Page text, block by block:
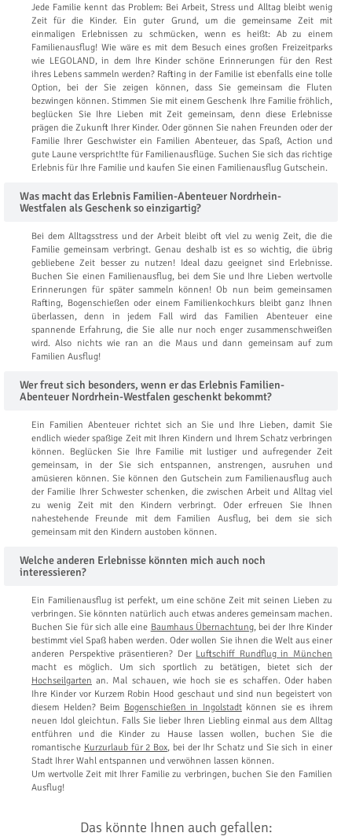
Jede Familie kennt das Problem: Bei Arbeit, Stress und Alltag bleibt wenig
Zeit für die Kinder. Ein guter Grund, um die gemeinsame Zeit mit
einmaligen Erlebnissen zu schmücken, wenn es heißt: Ab zu einem
Familienausflug! Wie wäre es mit dem Besuch eines großen Freizeitparks
wie LEGOLAND, in dem Ihre Kinder schöne Erinnerungen für den Rest
ihres Lebens sammeln werden? Rafting in der Familie ist ebenfalls eine tolle
Option, bei der Sie zeigen können, dass Sie gemeinsam die Fluten
bezwingen können. Stimmen Sie mit einem Geschenk Ihre Familie fröhlich,
beglücken Sie Ihre Lieben mit Zeit gemeinsam, denn diese Erlebnisse
prägen die Zukunft Ihrer Kinder. Oder gönnen Sie nahen Freunden oder der
Familie Ihrer Geschwister ein Familien Abenteuer, das Spaß, Action und
gute Laune verspricht!te für Familienausflüge. Suchen Sie sich das richtige
Erlebnis für Ihre Familie und kaufen Sie einen Familienausflug Gutschein.
Was macht das Erlebnis Familien-Abenteuer Nordrhein-
Westfalen als Geschenk so einzigartig?
Bei dem Alltagsstress und der Arbeit bleibt oft viel zu wenig Zeit, die die
Familie gemeinsam verbringt. Genau deshalb ist es so wichtig, die übrig
gebliebene Zeit besser zu nutzen! Ideal dazu geeignet sind Erlebnisse.
Buchen Sie einen Familienausflug, bei dem Sie und Ihre Lieben wertvolle
Erinnerungen für später sammeln können! Ob nun beim gemeinsamen
Rafting, Bogenschießen oder einem Familienkochkurs bleibt ganz Ihnen
überlassen, denn in jedem Fall wird das Familien Abenteuer eine
spannende Erfahrung, die Sie alle nur noch enger zusammenschweißen
wird. Also nichts wie ran an die Maus und dann gemeinsam auf zum
Familien Ausflug!
Wer freut sich besonders, wenn er das Erlebnis Familien-
Abenteuer Nordrhein-Westfalen geschenkt bekommt?
Ein Familien Abenteuer richtet sich an Sie und Ihre Lieben, damit Sie
endlich wieder spaßige Zeit mit Ihren Kindern und Ihrem Schatz verbringen
können. Beglücken Sie Ihre Familie mit lustiger und aufregender Zeit
gemeinsam, in der Sie sich entspannen, anstrengen, ausruhen und
amüsieren können. Sie können den Gutschein zum Familienausflug auch
der Familie Ihrer Schwester schenken, die zwischen Arbeit und Alltag viel
zu wenig Zeit mit den Kindern verbringt. Oder erfreuen Sie Ihnen
nahestehende Freunde mit dem Familien Ausflug, bei dem sie sich
gemeinsam mit den Kindern austoben können.
Welche anderen Erlebnisse könnten mich auch noch
interessieren?
Ein Familienausflug ist perfekt, um eine schöne Zeit mit seinen Lieben zu
verbringen. Sie könnten natürlich auch etwas anderes gemeinsam machen.
Buchen Sie für sich alle eine Baumhaus Übernachtung, bei der Ihre Kinder
bestimmt viel Spaß haben werden. Oder wollen Sie ihnen die Welt aus einer
anderen Perspektive präsentieren? Der Luftschiff Rundflug in München
macht es möglich. Um sich sportlich zu betätigen, bietet sich der
Hochseilgarten an. Mal schauen, wie hoch sie es schaffen. Oder haben
Ihre Kinder vor Kurzem Robin Hood geschaut und sind nun begeistert von
diesem Helden? Beim Bogenschießen in Ingolstadtkönnen sie es ihrem
neuen Idol gleichtun. Falls Sie lieber Ihren Liebling einmal aus dem Alltag
entführen und die Kinder zu Hause lassen wollen, buchen Sie die
romantische Kurzurlaub für 2 Box, bei der Ihr Schatz und Sie sich in einer
Stadt Ihrer Wahl entspannen und verwöhnen lassen können.
Um wertvolle Zeit mit Ihrer Familie zu verbringen, buchen Sie den Familien
Ausflug!
Das könnte Ihnen auch gefallen: